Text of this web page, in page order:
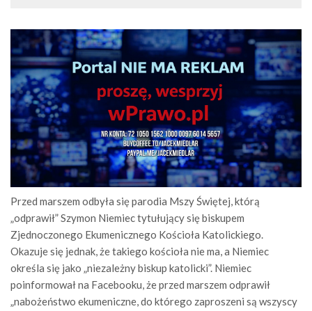
Przed marszem odbyła się parodia Mszy Świętej, którą
„odprawił” Szymon Niemiec tytułujący się biskupem
Zjednoczonego Ekumenicznego Kościoła Katolickiego.
Okazuje się jednak, że takiego kościoła nie ma, a Niemiec
określa się jako „niezależny biskup katolicki”. Niemiec
poinformował na Facebooku, że przed marszem odprawił
„nabożeństwo ekumeniczne, do którego zaproszeni są wszyscy